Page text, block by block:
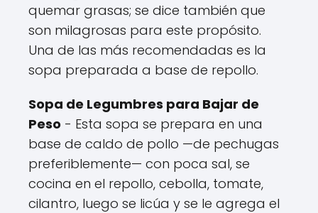
quemar grasas; se dice también que
son milagrosas para este propósito.
Una de las más recomendadas es la
sopa preparada a base de repollo.
Sopa de Legumbres para Bajar de
Peso - Esta sopa se prepara en una
base de caldo de pollo —de pechugas
preferiblemente— con poca sal, se
cocina en el repollo, cebolla, tomate,
cilantro, luego se licúa y se le agrega el